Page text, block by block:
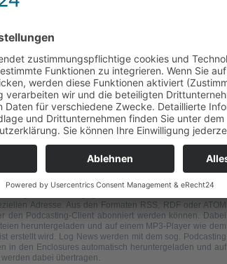
zu Google ad Sense oder Google Analytics sowie das
Service von Buzznet oder Flickr. Dazu können
Außerdem kann ein Passwortschutz und Bestimmungen
von Furl, Bloglines oder del.icio.us ist ebenfalls
ist beim FeedBurner möglich, so kann man sich
via Newsletter informieren.
einem sehr aktiven Weblog, der mehrere Beiträge pro
eine Zusammenfassung zuschicken lassen. Erscheinen
auch keine Reaktionen, erscheinen ein oder mehrere
wird verhindert, dass der Leser mehrere E-Mails
in Twitter, so dass hier ständig News in einem RSS
eine weitere Einbindung, Podcasting ist dabei eine
und dem MP 3 Player iPod und bietet die Möglichkeit zum
Tags auf dem neusten Stand zu sein, wenn eine neue
RSS herausgegriffen um es in ein anderes Format
Adresse. Aus den Formaten RSS, RDF oder ATOM
den Podcasting-Client abonniert werden können. Dabei
heruntergeladen und auf einem MP3-Player wie dem
erstellt wird. Log News werden mit dem sog. Podcasting
in den Enclosures automatisch heruntergeladen und auf
dabei übertragen.